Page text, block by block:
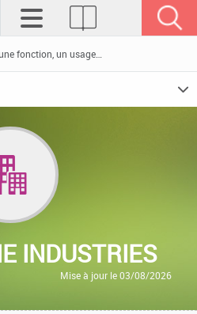
INDUSTRIES
Mise à jour le 03/08/2026